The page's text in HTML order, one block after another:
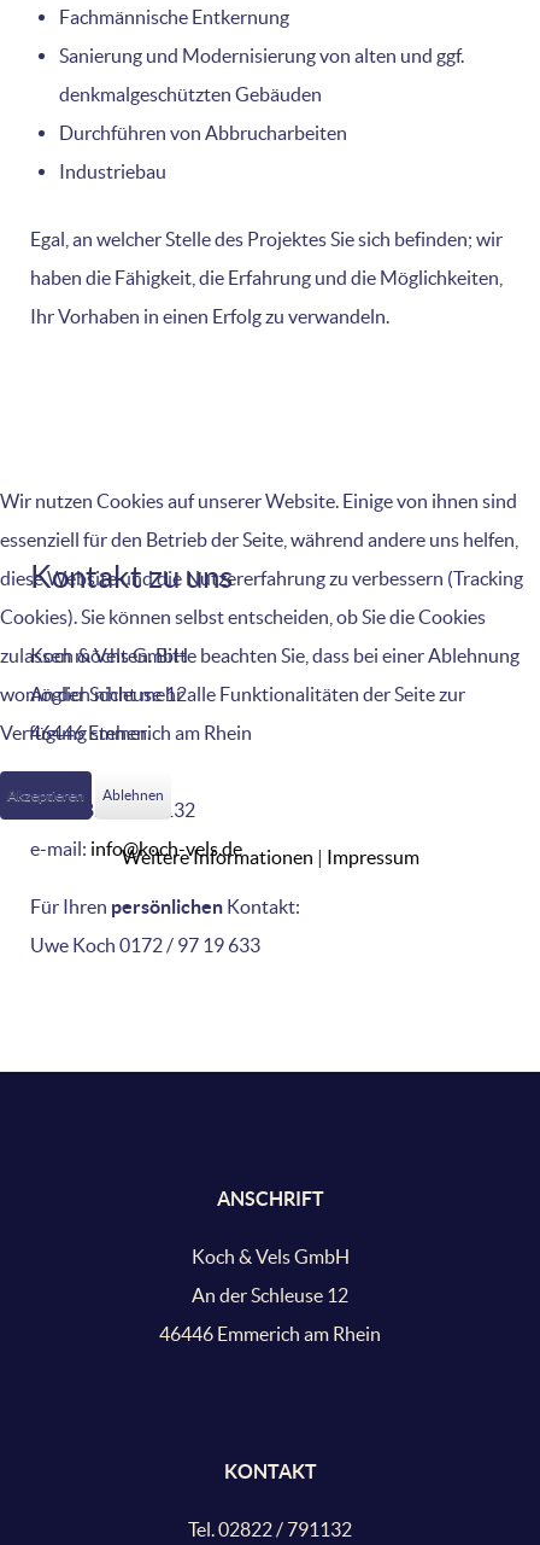
Fachmännische Entkernung
Sanierung und Modernisierung von alten und ggf.
denkmalgeschützten Gebäuden
Durchführen von Abbrucharbeiten
Industriebau
Egal, an welcher Stelle des Projektes Sie sich befinden; wir
haben die Fähigkeit, die Erfahrung und die Möglichkeiten,
Ihr Vorhaben in einen Erfolg zu verwandeln.
Kontakt zu uns
Koch & Vels GmbH
An der Schleuse 12
46446 Emmerich am Rhein
Tel: 02822 / 791132
e-mail: info@koch-vels.de
Für Ihren persönlichen Kontakt:
Uwe Koch 0172 / 97 19 633
ANSCHRIFT
Koch & Vels GmbH
An der Schleuse 12
46446 Emmerich am Rhein
KONTAKT
Tel. 02822 / 791132
Wir nutzen Cookies auf unserer Website. Einige von ihnen sind
essenziell für den Betrieb der Seite, während andere uns helfen,
diese Website und die Nutzererfahrung zu verbessern (Tracking
Cookies). Sie können selbst entscheiden, ob Sie die Cookies
zulassen möchten. Bitte beachten Sie, dass bei einer Ablehnung
womöglich nicht mehr alle Funktionalitäten der Seite zur
Verfügung stehen.
Akzeptieren Ablehnen
Weitere Informationen | Impressum